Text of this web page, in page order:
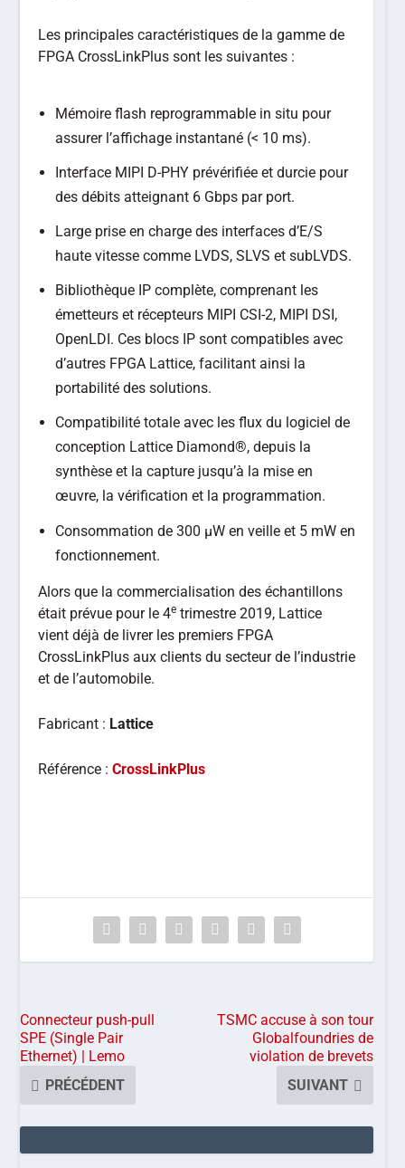
Les principales caractéristiques de la gamme de
FPGA CrossLinkPlus sont les suivantes :
Mémoire flash reprogrammable in situ pour
assurer l’affichage instantané (< 10 ms).
Interface MIPI D-PHY prévérifiée et durcie pour
des débits atteignant 6 Gbps par port.
Large prise en charge des interfaces d’E/S
haute vitesse comme LVDS, SLVS et subLVDS.
Bibliothèque IP complète, comprenant les
émetteurs et récepteurs MIPI CSI-2, MIPI DSI,
OpenLDI. Ces blocs IP sont compatibles avec
d’autres FPGA Lattice, facilitant ainsi la
portabilité des solutions.
Compatibilité totale avec les flux du logiciel de
conception Lattice Diamond®, depuis la
synthèse et la capture jusqu’à la mise en
œuvre, la vérification et la programmation.
Consommation de 300 µW en veille et 5 mW en
fonctionnement.
Alors que la commercialisation des échantillons
était prévue pour le 4e trimestre 2019, Lattice
vient déjà de livrer les premiers FPGA
CrossLinkPlus aux clients du secteur de l’industrie
et de l’automobile.
Fabricant : Lattice
Référence :CrossLinkPlus
Connecteur push-pull
SPE (Single Pair
Ethernet) | Lemo
PRÉCÉDENT
TSMC accuse à son tour
Globalfoundries de
violation de brevets
SUIVANT